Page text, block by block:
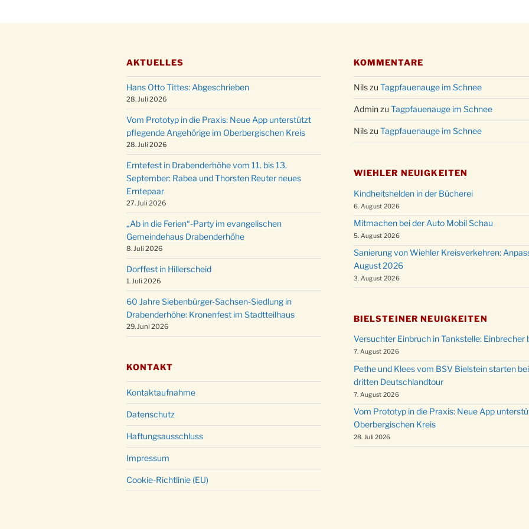
am
19.12.
20.12.
24.12.
24.12.
18:00
AKTUELLES
Hans Otto Tittes: Abgeschrieben
28. Juli 2026
Vom Prototyp in die Praxis: Neue App unterstützt
pflegende Angehörige im Oberbergischen Kreis
28. Juli 2026
Erntefest in Drabenderhöhe vom 11. bis 13.
September: Rabea und Thorsten Reuter neues
Erntepaar
27. Juli 2026
„Ab in die Ferien“-Party im evangelischen
Gemeindehaus Drabenderhöhe
8. Juli 2026
Dorffest in Hillerscheid
1. Juli 2026
60 Jahre Siebenbürger-Sachsen-Siedlung in
Drabenderhöhe: Kronenfest im Stadtteilhaus
29. Juni 2026
KONTAKT
Kontaktaufnahme
Datenschutz
Haftungsausschluss
Impressum
Cookie-Richtlinie (EU)
KOMMENTARE
Nilszu Tagpfauenauge im Schnee
Adminzu Tagpfauenauge im Schnee
Nilszu Tagpfauenauge im Schnee
WIEHLER NEUIGKEITEN
Kindheitshelden in der Bücherei
6. August 2026
Mitmachen bei der Auto Mobil Schau
5. August 2026
Sanierung von Wiehler Kreisverkehren:
August 2026
3. August 2026
BIELSTEINER NEUIGKEITEN
Versuchter Einbruch in Tankstelle:
7. August 2026
Pethe und Klees vom BSV Bielstein starten
dritten Deutschlandtour
7. August 2026
Vom Prototyp in die Praxis: Neue App
Oberbergischen Kreis
28. Juli 2026